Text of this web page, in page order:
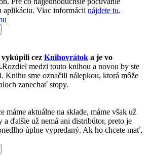
aplikáciu. Viac informácii nájdete tu.
cez Knihovrátok a je vo
Rozdiel medzi touto knihou a novou by ste
Knihu sme označili nálepkou, ktorá môže
zanechať stopy.
máme aktuálne na sklade, máme však už
a ďalšie už nemá ani distribútor, preto je
úplne vypredaný. Ak ho chcete mať,